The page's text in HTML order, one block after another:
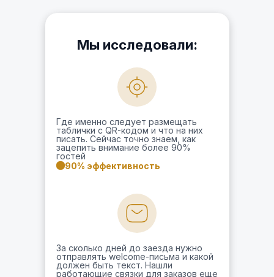
Мы исследовали:
За сколько дней до заезда нужно
отправлять welcome-письма и какой
должен быть текст. Нашли
работающие связки для заказов еще
Где именно следует размещать
таблички с QR-кодом и что на них
писать. Сейчас точно знаем, как
зацепить внимание более 90%
гостей
90% эффективность